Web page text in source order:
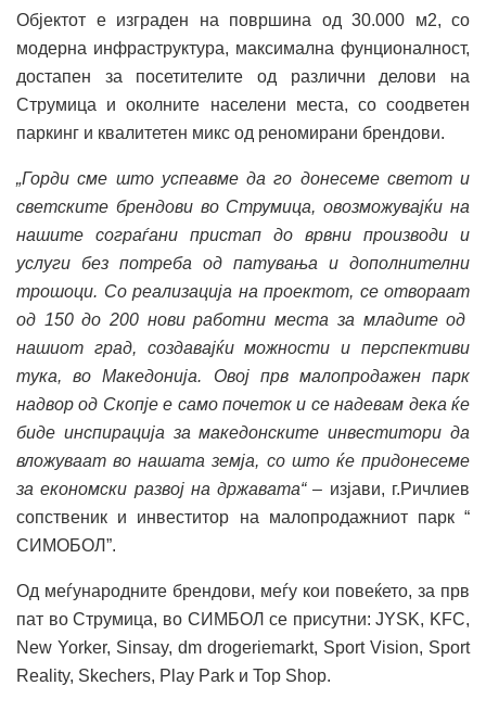
Објектот е изграден на површина од 30.000 м2, со
модерна инфраструктура, максимална фунционалност,
достапен за посетителите од различни делови на
Струмица и околните населени места, со соодветен
паркинг и квалитетен микс од реномирани брендови.
„Горди сме што успеавме да го донесеме светот и
светските брендови во Струмица, овозможувајќи на
нашите сограѓани пристап до врвни производи и
услуги без потреба од патувања и дополнителни
трошоци. Со реализација на проектот, сеотвораат
од 150 до 200 нови работни места за младите од
нашиот град, создавајќи можности и перспективи
тука, во Македонија. Овој прв малопродажен парк
надвор од Скопје е само почеток и се надевам дека ќе
биде инспирација за македонските инвеститори да
вложуваат во нашата земја, со што ќе придонесеме
за економски развојна државата“– изјави, г.Ричлиев
сопственик и инвеститор на малопродажниот парк “
СИМОБОЛ”.
Од меѓународните брендови, меѓу кои повеќето, за прв
пат во Струмица, во СИМБОЛ се присутни: JYSK, KFC,
New Yorker, Sinsay, dm drogeriemarkt, Sport Vision, Sport
Reality, Skechers, Play Park и Top Shop.